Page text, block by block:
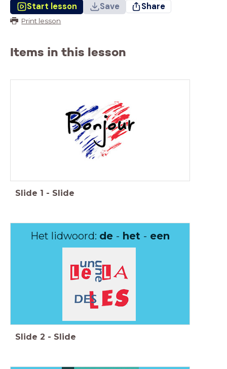
Start lesson Save Share
Print lesson
Items in this lesson
Slide 1 - Slide
Het lidwoord: de - het - een
Slide 2 - Slide